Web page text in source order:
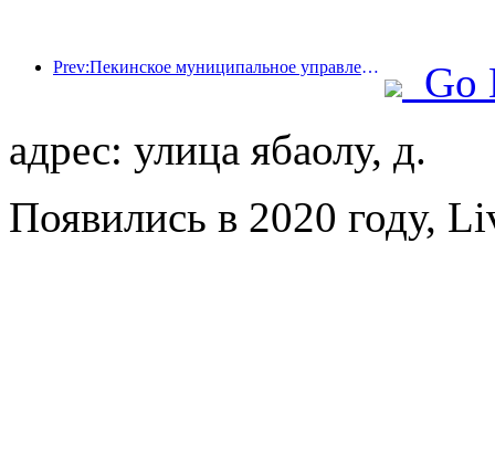
Prev:Пекинское муниципальное управление культуры и туризма: В 2025 году Пекин принял 5,48 миллиона иностранных туристов, что на 39% больше, чем годом ранее.
Go
адрес: улица ябаолу, д.
Появились в 2020 году,